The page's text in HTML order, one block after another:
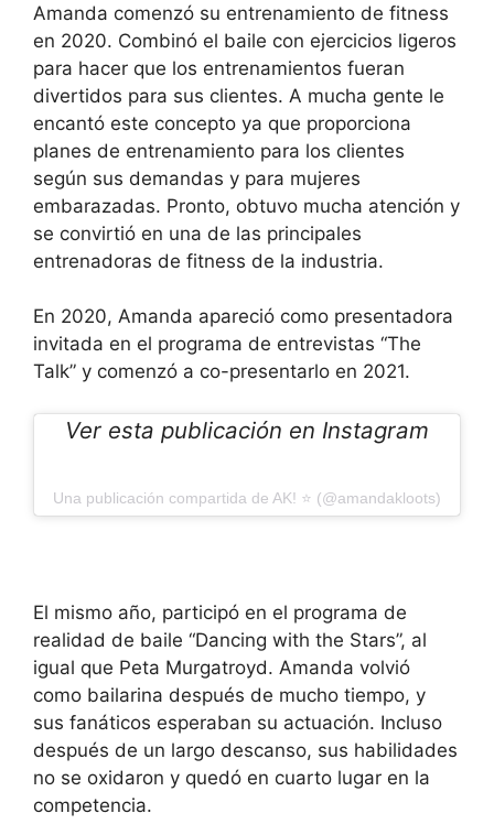
Amanda comenzó su entrenamiento de fitness
en 2020. Combinó el baile con ejercicios ligeros
para hacer que los entrenamientos fueran
divertidos para sus clientes. A mucha gente le
encantó este concepto ya que proporciona
planes de entrenamiento para los clientes
según sus demandas y para mujeres
embarazadas. Pronto, obtuvo mucha atención y
se convirtió en una de las principales
entrenadoras de fitness de la industria.
En 2020, Amanda apareció como presentadora
invitada en el programa de entrevistas “The
Talk” y comenzó a co-presentarlo en 2021.
Ver esta publicación en Instagram
Una publicación compartida de AK! ⭐️ (@amandakloots)
El mismo año, participó en el programa de
realidad de baile “Dancing with the Stars”, al
igual que Peta Murgatroyd. Amanda volvió
como bailarina después de mucho tiempo, y
sus fanáticos esperaban su actuación. Incluso
después de un largo descanso, sus habilidades
no se oxidaron y quedó en cuarto lugar en la
competencia.